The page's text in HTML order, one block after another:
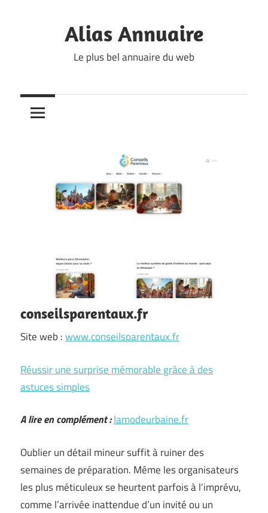
Alias Annuaire
Le plus bel annuaire du web
conseilsparentaux.fr
Site web :www.conseilsparentaux.fr
Réussir une surprise mémorable grâce à des
astuces simples
A lire en complément :lamodeurbaine.fr
Oublier un détail mineur suffit à ruiner des
semaines de préparation. Même les organisateurs
les plus méticuleux se heurtent parfois à l’imprévu,
comme l’arrivée inattendue d’un invité ou un